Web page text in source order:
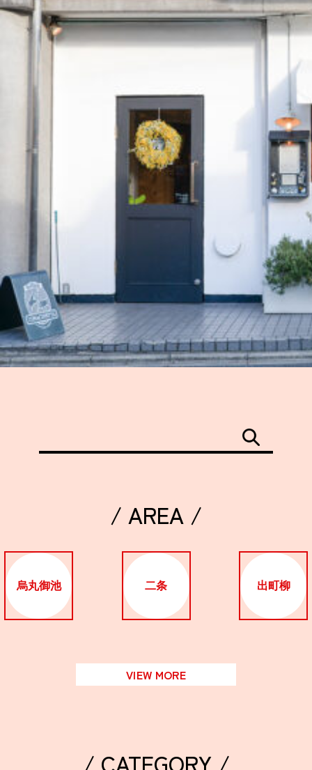
/ AREA /
烏丸御池 二条 出町柳
VIEW MORE
/ CATEGORY /